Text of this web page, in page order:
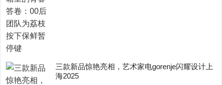
三款新品惊艳亮相，艺术家电gorenje闪耀设计上
海2025